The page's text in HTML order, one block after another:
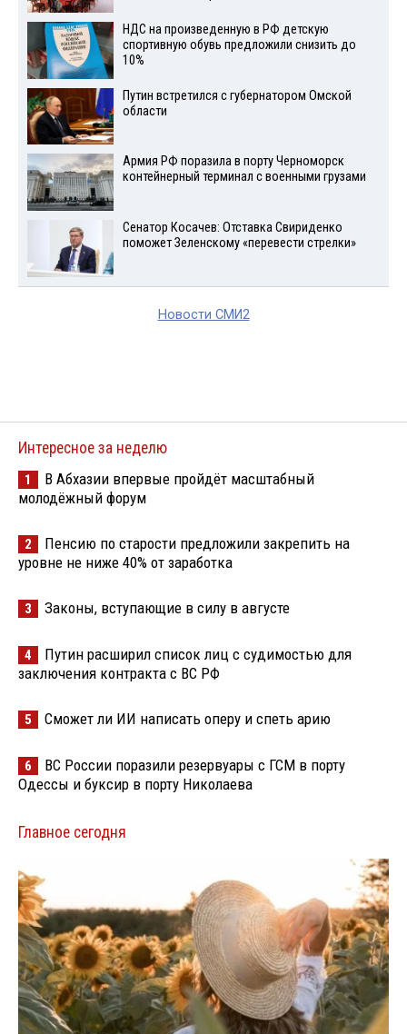
НДС на произведенную в РФ детскую
спортивную обувь предложили снизить до
10%
Путин встретился с губернатором Омской
области
Армия РФ поразила в порту Черноморск
контейнерный терминал с военными грузами
Сенатор Косачев: Отставка Свириденко
поможет Зеленскому «перевести стрелки»
Новости СМИ2
Интересное за неделю
1
В Абхазии впервые пройдёт масштабный
молодёжный форум
2
Пенсию по старости предложили закрепить на
уровне не ниже 40% от заработка
3 Законы, вступающие в силу в августе
4
Путин расширил список лиц с судимостью для
заключения контракта с ВС РФ
5 Сможет ли ИИ написать оперу и спеть арию
6
ВС России поразили резервуары с ГСМ в порту
Одессы и буксир в порту Николаева
Главное сегодня